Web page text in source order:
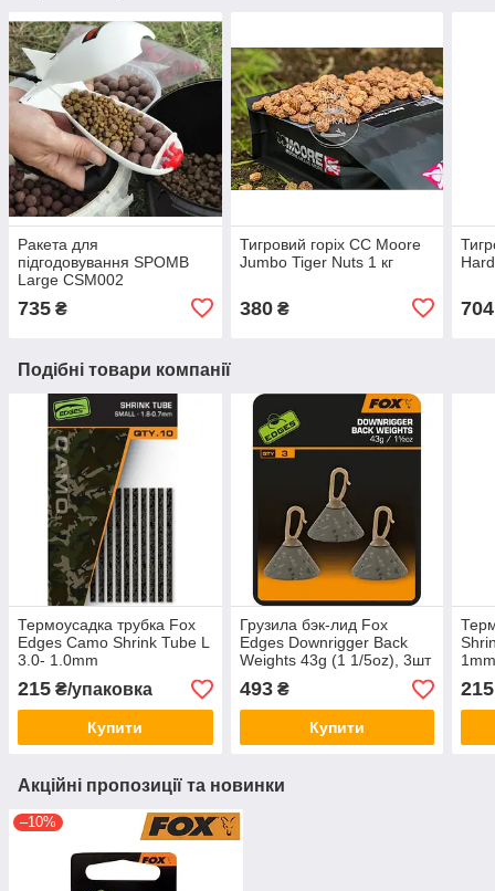
Ракета для
підгодовування SPOMB
Large CSM002
735 ₴
Тигровий горіх CC Moore
Jumbo Tiger Nuts 1 кг
380₴ 704
Подібні товари компанії
Термоусадка трубка Fox
Edges Camo Shrink Tube L
3.0- 1.0mm
215 ₴/упаковка
Купити
Грузила бэк-лид Fox
Edges Downrigger Back
Weights 43g (1 1/5oz), 3шт
493₴
Купити
215
Акційні пропозиції та новинки
–10%